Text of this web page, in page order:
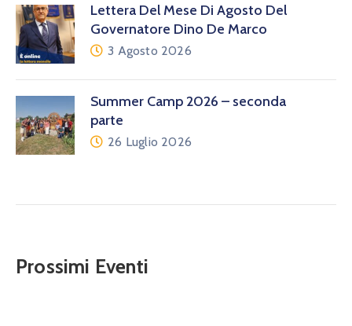
Lettera Del Mese Di Agosto Del
Governatore Dino De Marco
3 Agosto 2026
Summer Camp 2026 – seconda
parte
26 Luglio 2026
Prossimi Eventi